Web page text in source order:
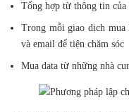
Tổng hợp từ thông tin của
Trong mỗi giao dịch mua
và email để tiện chăm sóc
Mua data từ những nhà